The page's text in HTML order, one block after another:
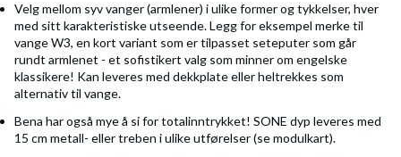
Velg mellom syv vanger (armlener) i ulike former og tykkelser, hver
med sitt karakteristiske utseende. Legg for eksempel merke til
vange W3, en kort variant som er tilpasset seteputer som går
rundt armlenet - et sofistikert valg som minner om engelske
klassikere! Kan leveres med dekkplate eller heltrekkes som
alternativ til vange.
Bena har også mye å si for totalinntrykket! SONE dyp leveres med
15 cm metall- eller treben i ulike utførelser (se modulkart).